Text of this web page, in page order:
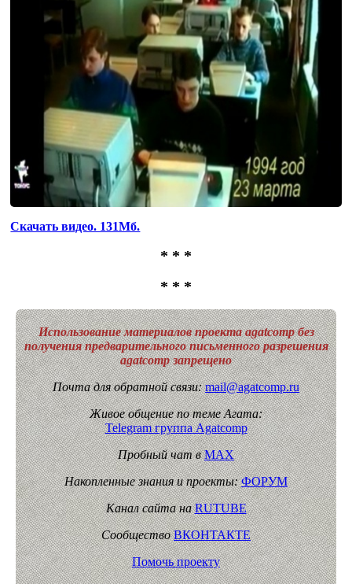
Скачать видео. 131Мб.
* * *
* * *
Использование материалов проекта agatcomp без
получения предварительного письменного разрешения
agatcomp запрещено
Почта для обратной связи:mail@agatcomp.ru
Живое общение по теме Агата:
Telegram группа Agatcomp
Пробный чат вMAX
Накопленные знания и проекты:ФОРУМ
Канал сайта наRUTUBE
СообществоВКОНТАКТЕ
Помочь проекту